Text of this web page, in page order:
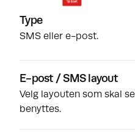
Type
SMS eller e-post.
E-post / SMS layout
Velg layouten som skal
benyttes.